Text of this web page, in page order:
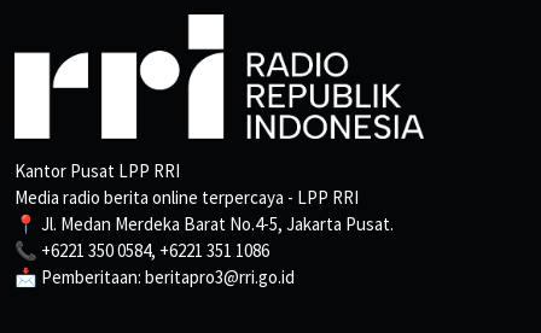
Kantor Pusat LPP RRI
Media radio berita online terpercaya - LPP RRI
📍 Jl. Medan Merdeka Barat No.4-5, Jakarta Pusat.
📞 +6221 350 0584, +6221 351 1086
📩 Pemberitaan: beritapro3@rri.go.id